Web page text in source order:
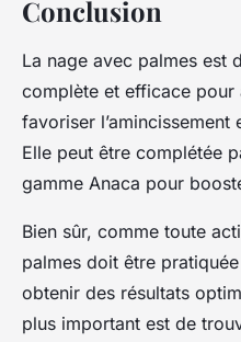
Conclusion
La nage avec palmes est
complète et efficace pour
favoriser
Elle peut être complétée
gamme Anaca pour
Bien sûr, comme toute
palmes doit être
obtenir des résultats
plus important est de